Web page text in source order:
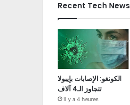
Recent Tech News
الكونغو: الإصابات بإيبولا
تتجاوز الـ4 آلاف
il y a 4 heures